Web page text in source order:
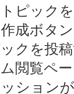
ピック
成ボタ
クを投
閲覧ペ
ション